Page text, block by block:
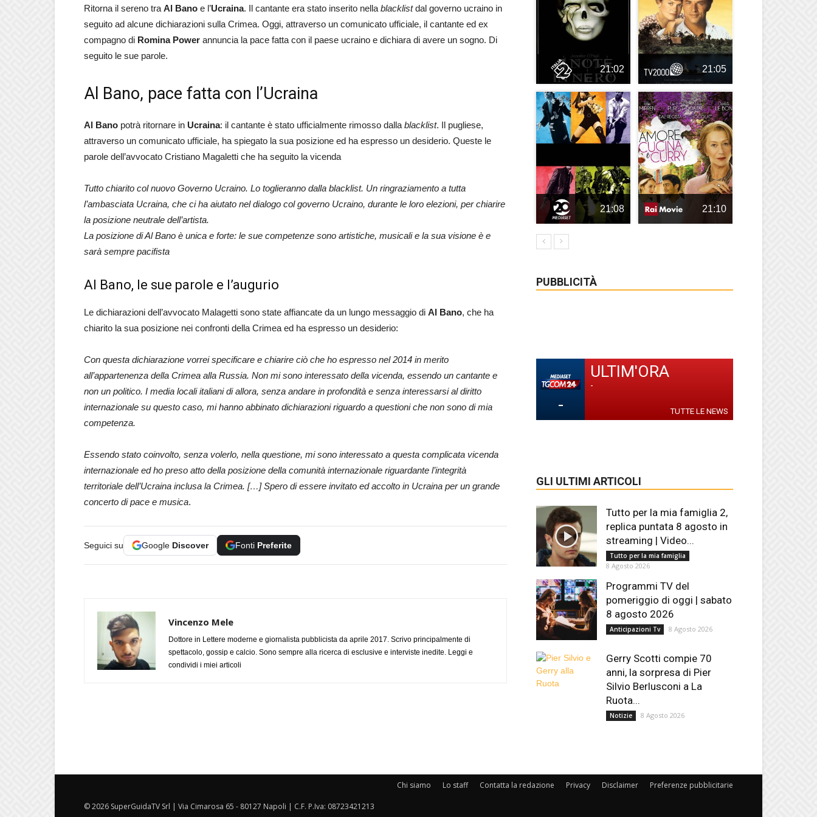
Ritorna il sereno tra Al Bano e l’Ucraina. Il cantante era stato inserito nella blacklistdal governo ucraino in
seguito ad alcune dichiarazioni sulla Crimea. Oggi, attraverso un comunicato ufficiale, il cantante ed ex
compagno di Romina Power annuncia la pace fatta con il paese ucraino e dichiara di avere un sogno. Di
seguito le sue parole.
Al Bano, pace fatta con l’Ucraina
Al Bano potrà ritornare in Ucraina: il cantante è stato ufficialmente rimosso dalla blacklist. Il pugliese,
attraverso un comunicato ufficiale, ha spiegato la sua posizione ed ha espresso un desiderio. Queste le
parole dell’avvocato Cristiano Magaletti che ha seguito la vicenda
Tutto chiarito col nuovo Governo Ucraino. Lo toglieranno dalla blacklist. Un ringraziamento a tutta
l’ambasciata Ucraina, che ci ha aiutato nel dialogo col governo Ucraino, durante le loro elezioni, per chiarire
la posizione neutrale dell’artista.
La posizione di Al Bano è unica e forte: le sue competenze sono artistiche, musicali e la sua visione è e
sarà sempre pacifista
Al Bano, le sue parole e l’augurio
Le dichiarazioni dell’avvocato Malagetti sono state affiancate da un lungo messaggio di Al Bano, che ha
chiarito la sua posizione nei confronti della Crimea ed ha espresso un desiderio:
Con questa dichiarazione vorrei specificare e chiarire ciò che ho espresso nel 2014 in merito
all’appartenenza della Crimea alla Russia. Non mi sono interessato della vicenda, essendo un cantante e
non un politico. I media locali italiani di allora, senza andare in profondità e senza interessarsi al diritto
internazionale su questo caso, mi hanno abbinato dichiarazioni riguardo a questioni che non sono di mia
competenza.
Essendo stato coinvolto, senza volerlo, nella questione, mi sono interessato a questa complicata vicenda
internazionale ed ho preso atto della posizione della comunità internazionale riguardante l’integrità
territoriale dell’Ucraina inclusa la Crimea. […] Spero di essere invitato ed accolto in Ucraina per un grande
concerto di pace e musica.
Seguici su Google Discover Fonti Preferite
Vincenzo Mele
Dottore in Lettere moderne e giornalista pubblicista da aprile 2017. Scrivo principalmente di
spettacolo, gossip e calcio. Sono sempre alla ricerca di esclusive e interviste inedite. Leggi e
condividi i miei articoli
21:02 21:05
21:08 21:10
PUBBLICITÀ
-
ULTIM'ORA
-
TUTTE LE NEWS
GLI ULTIMI ARTICOLI
Tutto per la mia famiglia 2,
replica puntata 8 agosto in
streaming | Video...
Tutto per la mia famiglia
8 Agosto 2026
Programmi TV del
pomeriggio di oggi | sabato
8 agosto 2026
Anticipazioni Tv 8 Agosto 2026
Gerry Scotti compie 70
anni, la sorpresa di Pier
Silvio Berlusconi a La
Ruota...
Notizie 8 Agosto 2026
Chi siamo Lo staff Contatta la redazione Privacy Disclaimer Preferenze pubblicitarie
© 2026 SuperGuidaTV Srl | Via Cimarosa 65 - 80127 Napoli | C.F. P.Iva: 08723421213